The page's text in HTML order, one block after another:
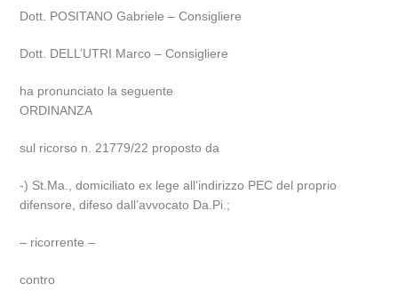
Dott. POSITANO Gabriele – Consigliere
Dott. DELL’UTRI Marco – Consigliere
ha pronunciato la seguente
ORDINANZA
sul ricorso n. 21779/22 proposto da
-) St.Ma., domiciliato ex lege all’indirizzo PEC del proprio
difensore, difeso dall’avvocato Da.Pi.;
– ricorrente –
contro